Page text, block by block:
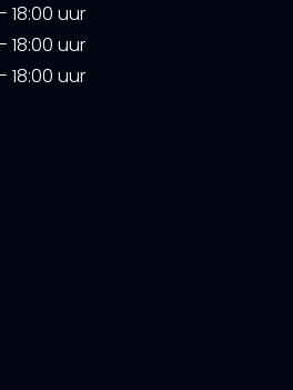
18:00 uur
18:00 uur
18:00 uur